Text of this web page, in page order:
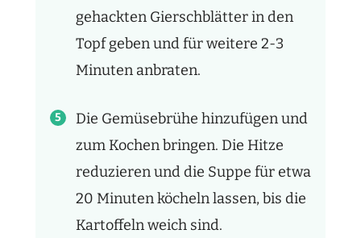
gehackten Gierschblätter in den
Topf geben und für weitere 2-3
Minuten anbraten.
Die Gemüsebrühe hinzufügen und
zum Kochen bringen. Die Hitze
reduzieren und die Suppe für etwa
20 Minuten köcheln lassen, bis die
Kartoffeln weich sind.